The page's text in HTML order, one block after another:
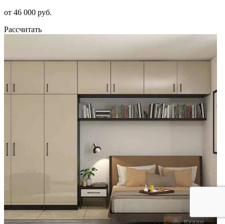
от 46 000 руб.
Рассчитать